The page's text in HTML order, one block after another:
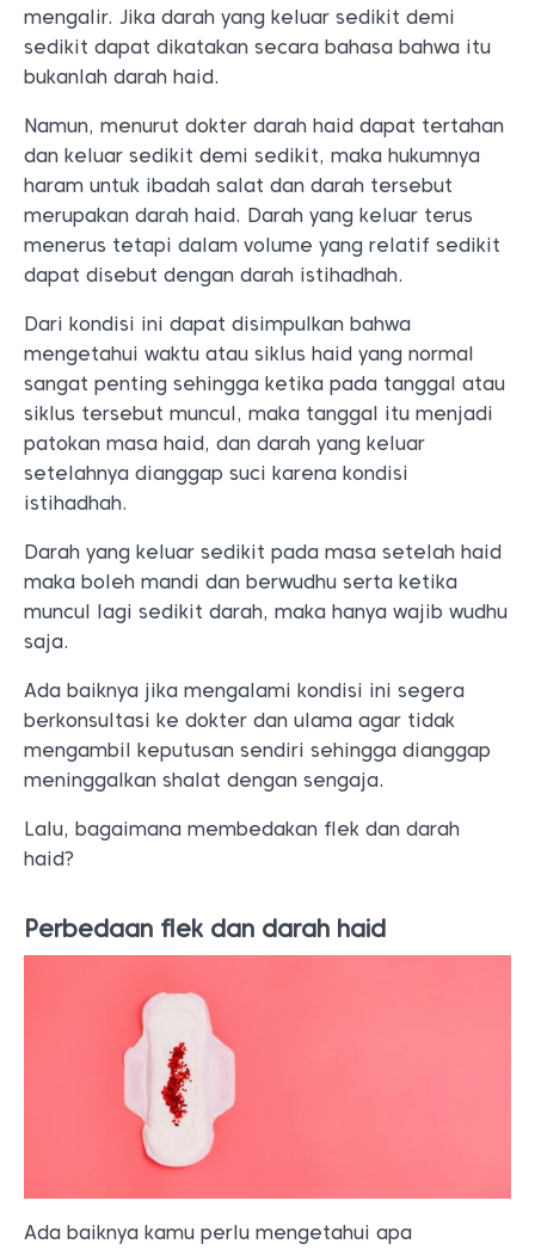
mengalir. Jika darah yang keluar sedikit demi
sedikit dapat dikatakan secara bahasa bahwa itu
bukanlah darah haid.
Namun, menurut dokter darah haid dapat tertahan
dan keluar sedikit demi sedikit, maka hukumnya
haram untuk ibadah salat dan darah tersebut
merupakan darah haid. Darah yang keluar terus
menerus tetapi dalam volume yang relatif sedikit
dapat disebut dengan darah istihadhah.
Dari kondisi ini dapat disimpulkan bahwa
mengetahui waktu atau siklus haid yang normal
sangat penting sehingga ketika pada tanggal atau
siklus tersebut muncul, maka tanggal itu menjadi
patokan masa haid, dan darah yang keluar
setelahnya dianggap suci karena kondisi
istihadhah.
Darah yang keluar sedikit pada masa setelah haid
maka boleh mandi dan berwudhu serta ketika
muncul lagi sedikit darah, maka hanya wajib wudhu
saja.
Ada baiknya jika mengalami kondisi ini segera
berkonsultasi ke dokter dan ulama agar tidak
mengambil keputusan sendiri sehingga dianggap
meninggalkan shalat dengan sengaja.
Lalu, bagaimana membedakan flek dan darah
haid?
Perbedaan flek dan darah haid
Ada baiknya kamu perlu mengetahui apa